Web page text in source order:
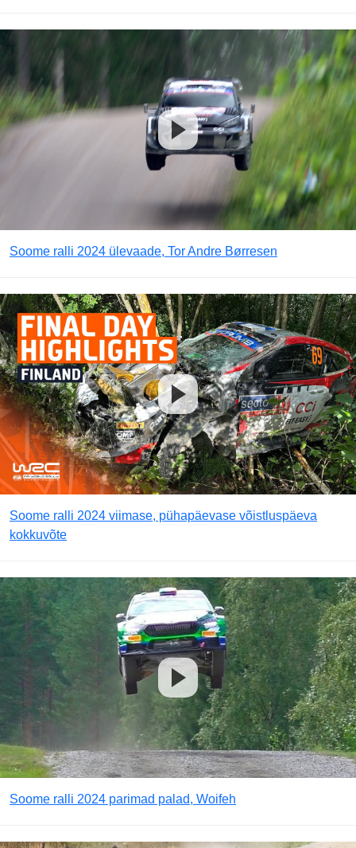
Soome ralli 2024 ülevaade, Tor Andre Børresen
Soome ralli 2024 viimase, pühapäevase võistluspäeva
kokkuvõte
Soome ralli 2024 parimad palad, Woifeh